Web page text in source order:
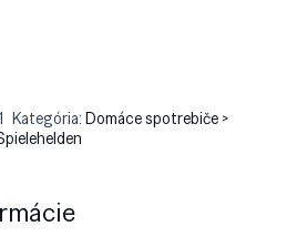
Kategória:Domáce spotrebiče >